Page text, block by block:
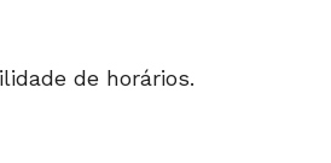
de horários.